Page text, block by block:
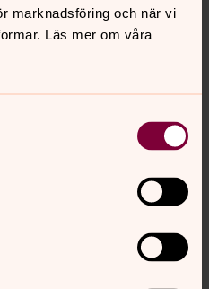
marknadsföring och när vi
Läs mer om våra
Först till kvarn gäller!
18 november 2022.
av Svenska kyrkan